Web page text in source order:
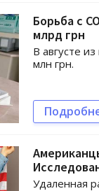
Борьба с
млрд грн
В августе
млн грн.
Удаленная